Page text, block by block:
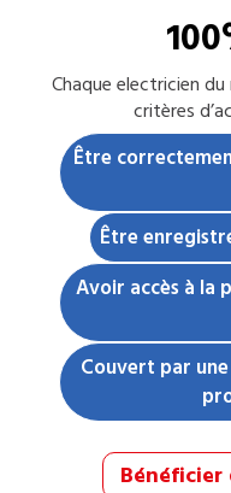
Chaqueelectriciendu
critères
Être
Être
Avoir accès à la
Couvert par